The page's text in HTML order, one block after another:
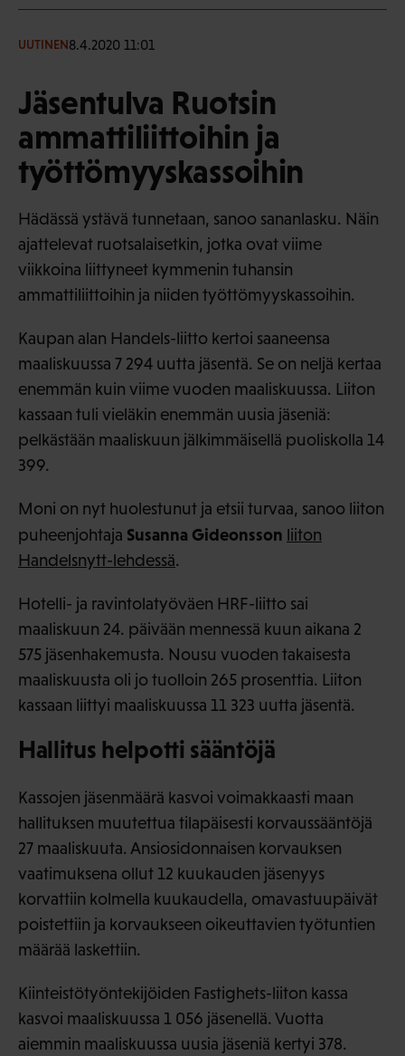
UUTINEN8.4.2020 11:01
Jäsentulva Ruotsin
ammattiliittoihin ja
työttömyyskassoihin
Hädässä ystävä tunnetaan, sanoo sananlasku. Näin
ajattelevat ruotsalaisetkin, jotka ovat viime
viikkoina liittyneet kymmenin tuhansin
ammattiliittoihin ja niiden työttömyyskassoihin.
Kaupan alan Handels-liitto kertoi saaneensa
maaliskuussa 7 294 uutta jäsentä. Se on neljä kertaa
enemmän kuin viime vuoden maaliskuussa. Liiton
kassaan tuli vieläkin enemmän uusia jäseniä:
pelkästään maaliskuun jälkimmäisellä puoliskolla 14
399.
Moni on nyt huolestunut ja etsii turvaa, sanoo liiton
puheenjohtaja Susanna Gideonsson liiton
Handelsnytt-lehdessä.
Hotelli- ja ravintolatyöväen HRF-liitto sai
maaliskuun 24. päivään mennessä kuun aikana 2
575 jäsenhakemusta. Nousu vuoden takaisesta
maaliskuusta oli jo tuolloin 265 prosenttia. Liiton
kassaan liittyi maaliskuussa 11 323 uutta jäsentä.
Hallitus helpotti sääntöjä
Kassojen jäsenmäärä kasvoi voimakkaasti maan
hallituksen muutettua tilapäisesti korvaussääntöjä
27 maaliskuuta. Ansiosidonnaisen korvauksen
vaatimuksena ollut 12 kuukauden jäsenyys
korvattiin kolmella kuukaudella, omavastuupäivät
poistettiin ja korvaukseen oikeuttavien työtuntien
määrää laskettiin.
Kiinteistötyöntekijöiden Fastighets-liiton kassa
kasvoi maaliskuussa 1 056 jäsenellä. Vuotta
aiemmin maaliskuussa uusia jäseniä kertyi 378.